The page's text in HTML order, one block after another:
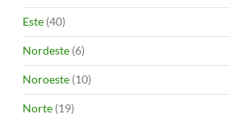
Este (40)
Nordeste (6)
Noroeste (10)
Norte (19)